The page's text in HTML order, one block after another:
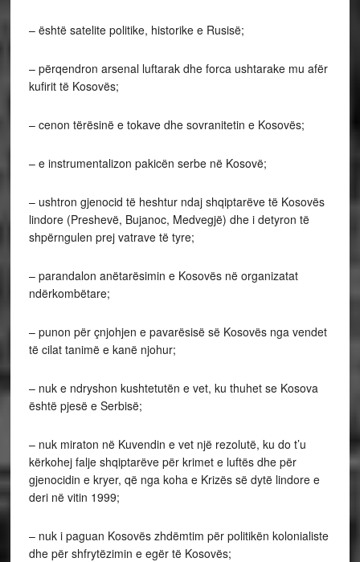
– është satelite politike, historike e Rusisë;
– përqendron arsenal luftarak dhe forca ushtarake mu afër
kufirit të Kosovës;
– cenon tërësinë e tokave dhe sovranitetin e Kosovës;
– e instrumentalizon pakicën serbe në Kosovë;
– ushtron gjenocid të heshtur ndaj shqiptarëve të Kosovës
lindore (Preshevë, Bujanoc, Medvegjë) dhe i detyron të
shpërngulen prej vatrave të tyre;
– parandalon anëtarësimin e Kosovës në organizatat
ndërkombëtare;
– punon për çnjohjen e pavarësisë së Kosovës nga vendet
të cilat tanimë e kanë njohur;
– nuk e ndryshon kushtetutën e vet, ku thuhet se Kosova
është pjesë e Serbisë;
– nuk miraton në Kuvendin e vet një rezolutë, ku do t’u
kërkohej falje shqiptarëve për krimet e luftës dhe për
gjenocidin e kryer, që nga koha e Krizës së dytë lindore e
deri në vitin 1999;
– nuk i paguan Kosovës zhdëmtim për politikën kolonialiste
dhe për shfrytëzimin e egër të Kosovës;